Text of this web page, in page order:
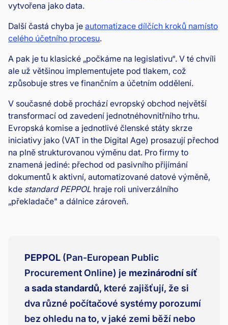
vytvořena jako data.
Další častá chyba je automatizace dílčích kroků namísto
celého účetního procesu.
A pak je tu klasické „počkáme na legislativu“. V té chvíli
ale už většinou implementujete pod tlakem, což
způsobuje stres ve finančním a účetním oddělení.
V současné době prochází evropský obchod největší
transformací od zavedení jednotnéhovnitřního trhu.
Evropská komise a jednotlivé členské státy skrze
iniciativy jako (VAT in the Digital Age) prosazují přechod
na plně strukturovanou výměnu dat. Pro firmy to
znamená jediné: přechod od pasivního přijímání
dokumentů k aktivní, automatizované datové výměně,
kde standard PEPPOL hraje roli univerzálního
„překladače" a dálnice zároveň.
PEPPOL (Pan-European Public
Procurement Online) je mezinárodní síť
a sada standardů, které zajišťují, že si
dva různé počítačové systémy porozumí
bez ohledu na to, v jaké zemi běží nebo